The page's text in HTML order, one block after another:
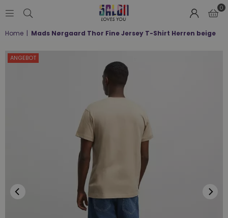
LOVES
0
Home | Mads Nørgaard Thor Fine Jersey T-Shirt Herren beige
ANGEBOT